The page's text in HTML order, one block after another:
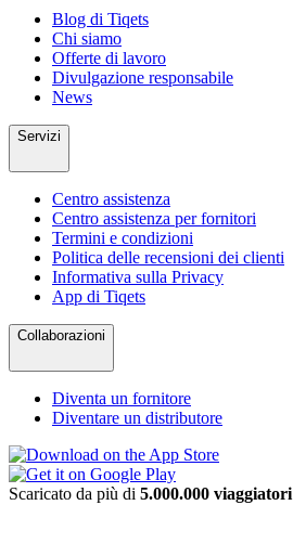
Blog di Tiqets
Chi siamo
Offerte di lavoro
Divulgazione responsabile
News
Servizi
Centro assistenza
Centro assistenza per fornitori
Termini e condizioni
Politica delle recensioni dei clienti
Informativa sulla Privacy
App di Tiqets
Collaborazioni
Diventa un fornitore
Diventare un distributore
Scaricato da più di 5.000.000 viaggiatori